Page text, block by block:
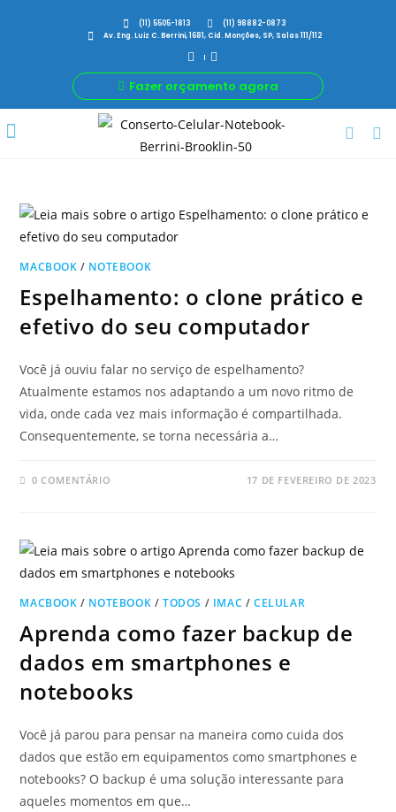
(11) 5505-1813
(11) 98882-0873
Av. Eng. Luiz C. Berrini, 1681, Cid. Monções, SP, Salas 111/112
Fazer orçamento agora
MACBOOK / NOTEBOOK
Espelhamento: o clone prático e
efetivo do seu computador
Você já ouviu falar no serviço de espelhamento?
Atualmente estamos nos adaptando a um novo ritmo de
vida, onde cada vez mais informação é compartilhada.
Consequentemente, se torna necessária a…
0 COMENTÁRIO 17 DE FEVEREIRO DE 2023
MACBOOK / NOTEBOOK /TODOS / IMAC /CELULAR
Aprenda como fazer backup de
dados em smartphones e
notebooks
Você já parou para pensar na maneira como cuida dos
dados que estão em equipamentos como smartphones e
notebooks? O backup é uma solução interessante para
aqueles momentos em que…